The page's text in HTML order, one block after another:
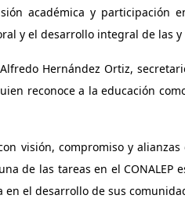
académica y participación
y el desarrollo integral de las
Hernández Ortiz,
reconoce a la educación
visión, compromiso y
de las tareas en el CONALEP
el desarrollo de sus